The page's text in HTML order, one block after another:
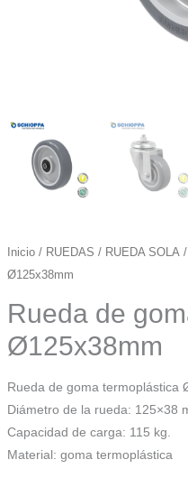
Inicio/ RUEDAS / RUEDA SOLA/
Ø125x38mm
Rueda de
Ø125x38mm
Rueda de goma termoplástica
Diámetro de la rueda: 125×38
Capacidad de carga: 115 kg.
Material: goma termoplástica